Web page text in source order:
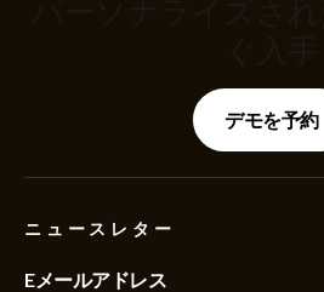
デモを予約
ニュースレター
Eメールアドレス